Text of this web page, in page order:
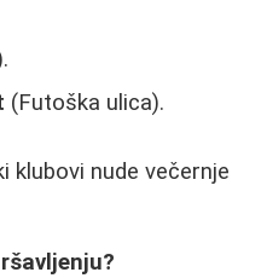
(Futoška ulica).
klubovi nude večernje